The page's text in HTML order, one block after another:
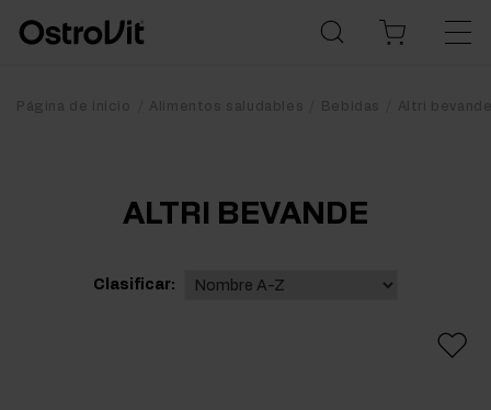
Página de inicio Alimentos saludables Bebidas Altri
ALTRI BEVANDE
Clasificar: